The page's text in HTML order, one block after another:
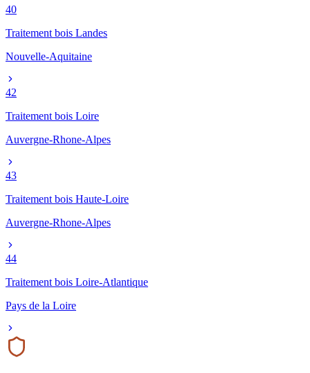
40
Traitement bois Landes
Nouvelle-Aquitaine
42
Traitement bois Loire
Auvergne-Rhone-Alpes
43
Traitement bois Haute-Loire
Auvergne-Rhone-Alpes
44
Traitement bois Loire-Atlantique
Pays de la Loire